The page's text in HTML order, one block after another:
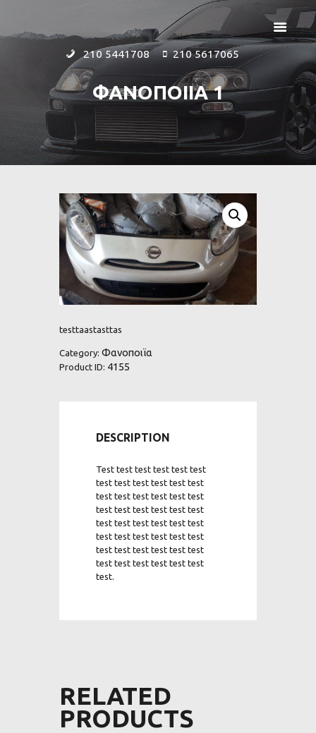
210 5441708 210 5617065
ΦΑΝΟΠΟΙΙΑ 1
ΑΡΧΙΚΗ
ΕΤΑΙΡΕΙΑ
ΠΡΟΪΟΝΤΑ
testtaastasttas
Category: Φανοποιϊα
Product ID: 4155
DESCRIPTION
Test test test test test test
test test test test test test
test test test test test test
test test test test test test
test test test test test test
test test test test test test
test test test test test test
test test test test test test
test.
RELATED
PRODUCTS